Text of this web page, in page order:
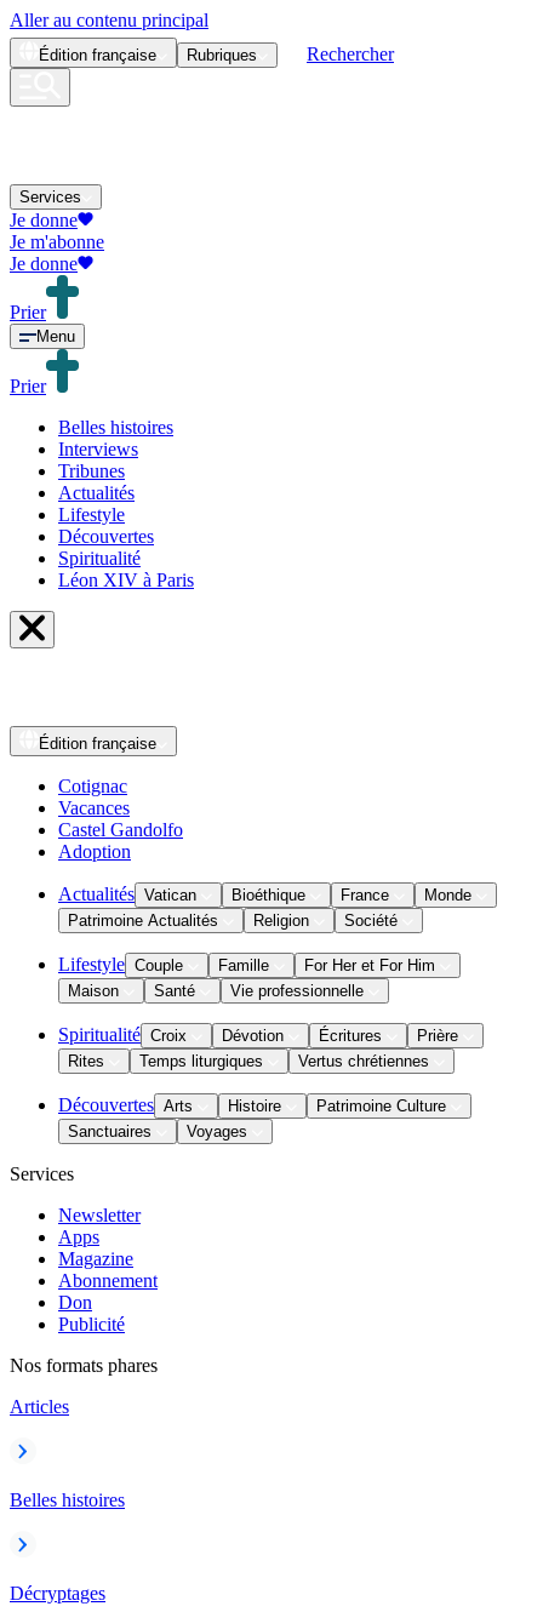
Aller au contenu principal
Édition française Rubriques Rechercher
Services
Je donne
Je m'abonne
Je donne
Prier
Menu
Prier
Belles histoires
Interviews
Tribunes
Actualités
Lifestyle
Découvertes
Spiritualité
Léon XIV à Paris
Édition française
Cotignac
Vacances
Castel Gandolfo
Adoption
Actualités Vatican Bioéthique France
Monde
Patrimoine Actualités
Religion Société
Lifestyle Couple Famille
For Her et For Him
Maison
Santé Vie professionnelle
Spiritualité Croix Dévotion Écritures
Prière
Rites
Temps liturgiques Vertus chrétiennes
Découvertes Arts Histoire
Patrimoine Culture
Sanctuaires
Voyages
Services
Newsletter
Apps
Magazine
Abonnement
Don
Publicité
Nos formats phares
Articles
Belles histoires
Décryptages